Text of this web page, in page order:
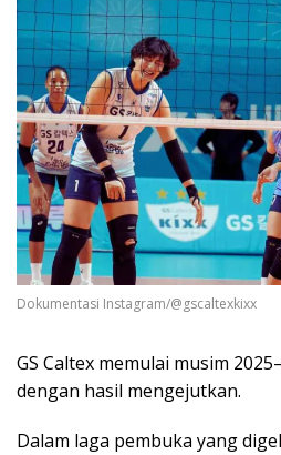
Dokumentasi Instagram/@gscaltexkixx
GS Caltex memulai musim
dengan hasil mengejutkan.
Dalam laga pembuka yang